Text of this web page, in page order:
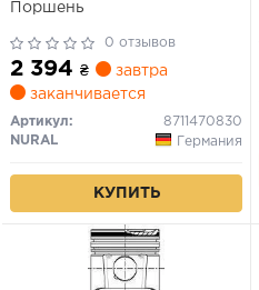
Поршень
0 отзывов
2 394 ₴
завтра
заканчивается
Артикул:
8711470830
NURAL
Германия
КУПИТЬ